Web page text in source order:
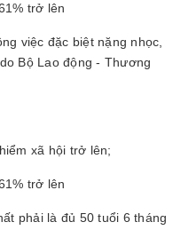
trở lên
việc đặc biệt nặng nhọc,
Bộ Lao động - Thương
xã hội trở lên;
trở lên
phải là đủ 50 tuổi 6 tháng